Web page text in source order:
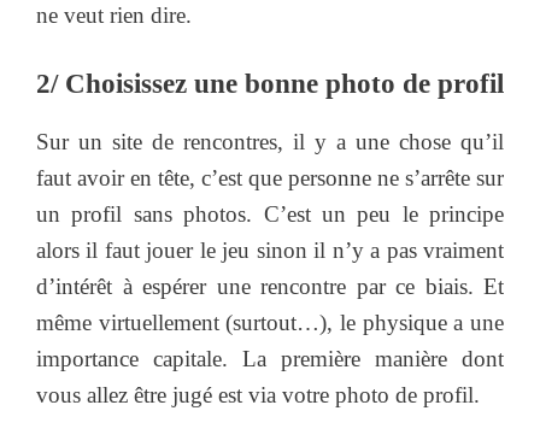
ne veut rien dire.
2/ Choisissez une bonne photo de profil
Sur un site de rencontres, il y a une chose qu’il
faut avoir en tête, c’est que personne ne s’arrête sur
un profil sans photos. C’est un peu le principe
alors il faut jouer le jeu sinon il n’y a pas vraiment
d’intérêt à espérer une rencontre par ce biais. Et
même virtuellement (surtout…), le physique a une
importance capitale. La première manière dont
vous allez être jugé est via votre photo de profil.